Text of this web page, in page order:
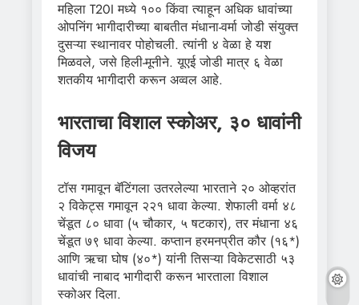
महिला T20I मध्ये १०० किंवा त्याहून अधिक धावांच्या
ओपनिंग भागीदारीच्या बाबतीत मंधाना-वर्मा जोडी संयुक्त
दुसऱ्या स्थानावर पोहोचली. त्यांनी ४ वेळा हे यश
मिळवले, जसे हिली-मूनीने. यूएई जोडी मात्र ६ वेळा
शतकीय भागीदारी करून अव्वल आहे.
भारताचा विशाल स्कोअर, ३० धावांनी
विजय
टॉस गमावून बॅटिंगला उतरलेल्या भारताने २० ओव्हरांत
२ विकेट्स गमावून २२१ धावा केल्या. शेफाली वर्मा ४८
चेंडूत ८० धावा (५ चौकार, ५ षटकार), तर मंधाना ४६
चेंडूत ७९ धावा केल्या. कप्तान हरमनप्रीत कौर (१६*)
आणि ऋचा घोष (४०*) यांनी तिसऱ्या विकेटसाठी ५३
धावांची नाबाद भागीदारी करून भारताला विशाल
स्कोअर दिला.